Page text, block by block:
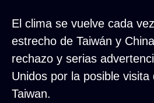
El clima se vuelve cada
estrecho de Taiwán y
rechazo y serias
Unidos por la posible
Taiwan.